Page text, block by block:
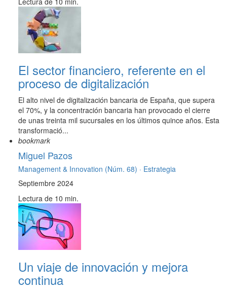
El sector financiero, referente en el
proceso de digitalización
El alto nivel de digitalización bancaria de España, que supera
el 70%, y la concentración bancaria han provocado el cierre
de unas treinta mil sucursales en los últimos quince años. Esta
transformació...
bookmark
Miguel Pazos
Management & Innovation (Núm. 68) · Estrategia
Septiembre 2024
Lectura de 10 min.
Un viaje de innovación y mejora
continua